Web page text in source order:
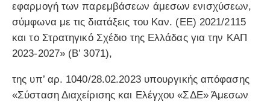
εφαρμογή των παρεμβάσεων άμεσων ενισχύσεων,
σύμφωνα με τις διατάξεις του Καν. (ΕΕ) 2021/2115
και το Στρατηγικό Σχέδιο της Ελλάδας για την ΚΑΠ
2023-2027» (Β’ 3071),
της υπ’ αρ. 1040/28.02.2023 υπουργικής απόφασης
«Σύσταση Διαχείρισης και Ελέγχου «ΣΔΕ» Άμεσων